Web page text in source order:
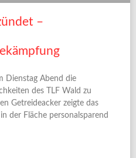
–
Dienstag Abend die
des TLF Wald zu
Getreideacker zeigte das
der Fläche personalsparend